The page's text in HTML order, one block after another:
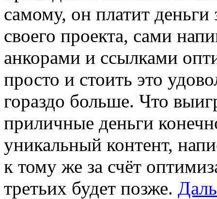
самому, он платит
своего проекта, сами
анкорами и ссылками
просто и стоить это
гораздо больше. Что
приличные деньги
уникальный контент,
к тому же за счёт
третьих будет позже.